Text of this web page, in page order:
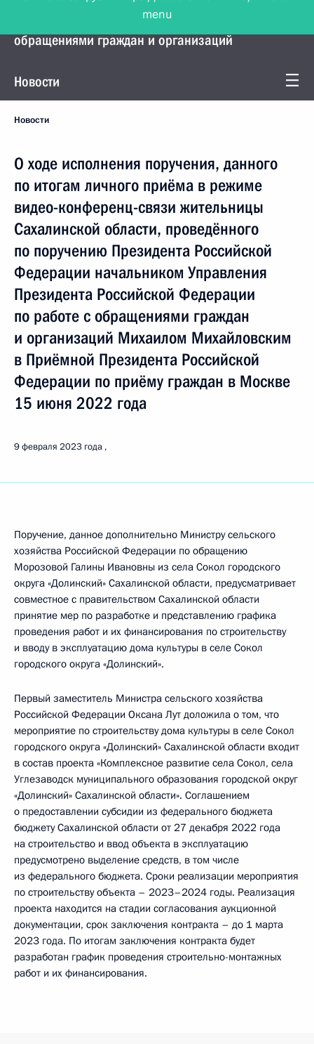
Управление Президента по работе с
обращениями граждан и организаций
Новости
Новости
О ходе исполнения поручения, данного
по итогам личного приёма в режиме
видео-конференц-связи жительницы
Сахалинской области, проведённого
по поручению Президента Российской
Федерации начальником Управления
Президента Российской Федерации
по работе с обращениями граждан
и организаций Михаилом Михайловским
в Приёмной Президента Российской
Федерации по приёму граждан в Москве
15 июня 2022 года
9 февраля 2023 года
Поручение, данное дополнительно Министру сельского
хозяйства Российской Федерации по обращению
Морозовой Галины Ивановны из села Сокол городского
округа «Долинский» Сахалинской области, предусматривает
совместное с правительством Сахалинской области
принятие мер по разработке и представлению графика
проведения работ и их финансирования по строительству
и вводу в эксплуатацию дома культуры в селе Сокол
городского округа «Долинский».
Первый заместитель Министра сельского хозяйства
Российской Федерации Оксана Лут доложила о том, что
мероприятие по строительству дома культуры в селе Сокол
городского округа «Долинский» Сахалинской области входит
в состав проекта «Комплексное развитие села Сокол, села
Углезаводск муниципального образования городской округ
«Долинский» Сахалинской области». Соглашением
о предоставлении субсидии из федерального бюджета
бюджету Сахалинской области от 27 декабря 2022 года
на строительство и ввод объекта в эксплуатацию
предусмотрено выделение средств, в том числе
из федерального бюджета. Сроки реализации мероприятия
по строительству объекта – 2023–2024 годы. Реализация
проекта находится на стадии согласования аукционной
документации, срок заключения контракта – до 1 марта
2023 года. По итогам заключения контракта будет
разработан график проведения строительно-монтажных
работ и их финансирования.
menu